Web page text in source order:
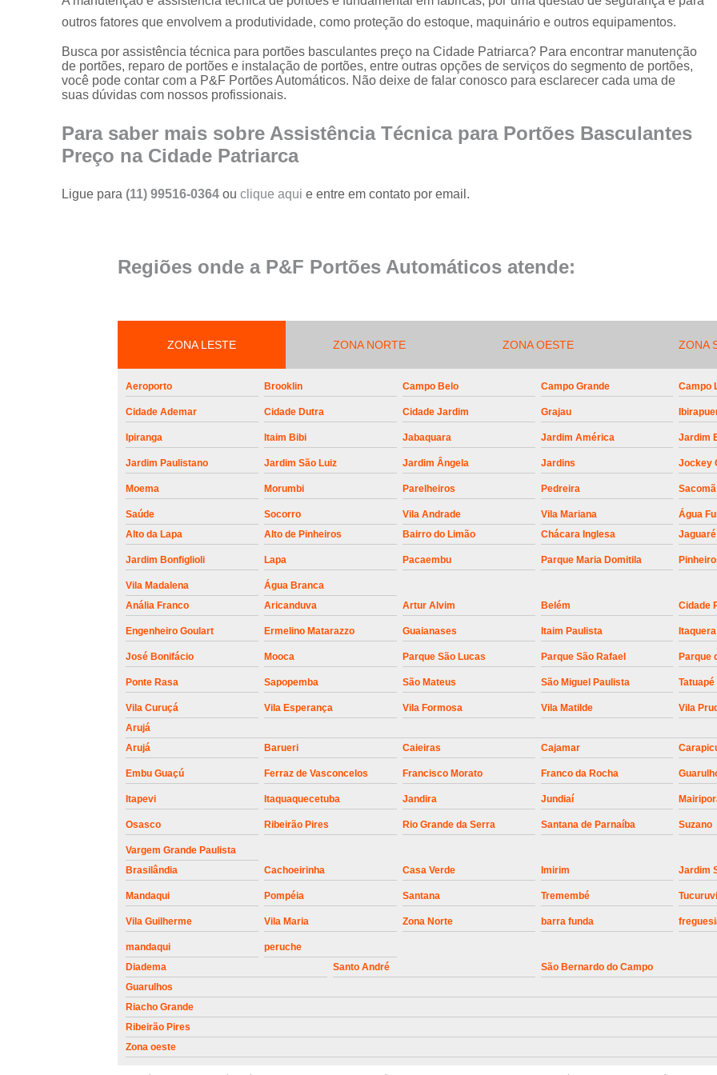
portões
reparo em
portões
Serviços de
magnética de
para portões
Troca de placa
portões
Troca de
portões
Conserto de Portão de
Empresa de
Empresa de Manutenção de Portão
Empresa de
Empresa de
Empresa de
Empresa de
Empresa de
Empresa para
Empresa para
Empresa para
Empresa para
Empresa para
Empresa para
Instalação de Motor de Portão
Instalação de Motor em Portão
Instalação de Motor para
Instalação de Motor
Instalação Motor Portão
Instalação de Motor de Portão
Instalação de
Instalação de Portão Automático
Instalação de Portão de
Instalação de Portões
Instalação de Trava Portão
Conserto de Motor de
Manutenção em Motor de
Manutenção Motor Portão Eletrônico
outros fatores que envolvem a produtividade, como proteção do estoque, maquinário e outros equipamentos.
Busca por assistência técnica para portões basculantes preço na Cidade Patriarca? Para encontrar manutenção
de portões, reparo de portões e instalação de portões, entre outras opções de serviços do segmento de portões,
você pode contar com a P&F Portões Automáticos. Não deixe de falar conosco para esclarecer cada uma de
suas dúvidas com nossos profissionais.
Para saber mais sobre Assistência Técnica para Portões Basculantes
Preço na Cidade Patriarca
Ligue para (11) 99516-0364ouclique aqui e entre em contato por email.
Regiões onde a P&F Portões Automáticos atende:
ZONA LESTE ZONA NORTE ZONA OESTE ZONA
Aeroporto Brooklin Campo Belo Campo Grande Campo
Cidade Ademar Cidade Dutra Cidade Jardim Grajau
Ipiranga Itaim Bibi Jabaquara Jardim América Jardim
Jardim Paulistano Jardim São Luiz Jardim Ângela Jardins Jockey
Moema Morumbi Parelheiros Pedreira Sacomã
Saúde Socorro Vila Andrade Vila Mariana
Água
Alto da Lapa
Alto de Pinheiros Bairro do Limão Chácara Inglesa Jaguaré
Jardim Bonfiglioli Lapa Pacaembu Parque Maria Domitila
Vila Madalena
Água Branca
Anália Franco
Aricanduva Artur Alvim Belém Cidade
Engenheiro Goulart Ermelino Matarazzo Guaianases Itaim Paulista Itaquera
José Bonifácio Mooca Parque São Lucas Parque São Rafael Parque
Ponte Rasa Sapopemba São Mateus São Miguel Paulista Tatuapé
Vila Curuçá Vila Esperança Vila Formosa Vila Matilde Vila
Arujá
Arujá
Barueri Caieiras Cajamar
Embu Guaçú Ferraz de Vasconcelos Francisco Morato Franco da Rocha
Itapevi Itaquaquecetuba Jandira Jundiaí
Osasco Ribeirão Pires Rio Grande da Serra Santana de Parnaíba Suzano
Vargem Grande Paulista
Brasilândia
Cachoeirinha Casa Verde Imirim Jardim
Mandaqui Pompéia Santana Tremembé Tucuruvi
Vila Guilherme Vila Maria Zona Norte barra funda
mandaqui
peruche
Diadema
Santo André São Bernardo do Campo
Guarulhos
Riacho Grande
Ribeirão Pires
Zona oeste